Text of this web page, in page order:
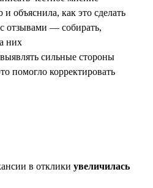
и объяснила, как это сделать
с отзывами — собирать,
них
сильные стороны
помогло корректировать
в отклики увеличилась